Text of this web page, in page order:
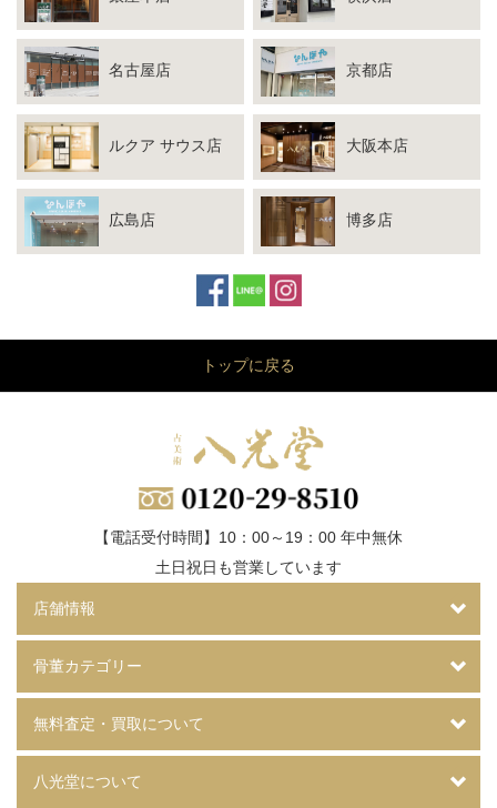
名古屋店 京都店
ルクア サウス店 大阪本店
広島店 博多店
トップに戻る
【電話受付時間】10：00～19：00 年中無休
土日祝日も営業しています
店舗情報
骨董カテゴリー
無料査定・買取について
八光堂について